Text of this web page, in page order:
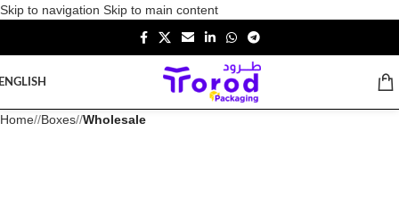
Skip to navigation Skip to main content
Home/ Boxes/ Wholesale